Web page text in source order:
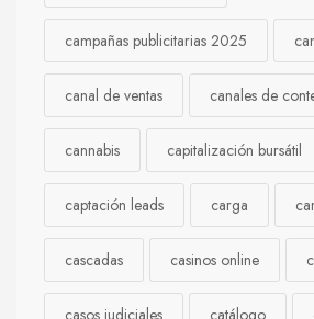
campañas publicitarias 2025
canal de ventas canales de
cannabis capitalización bursátil
captación leads carga
cascadas casinos online
casos judiciales catálogo